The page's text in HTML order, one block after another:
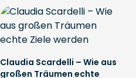
Claudia Scardelli – Wie aus
großen Träumen echte